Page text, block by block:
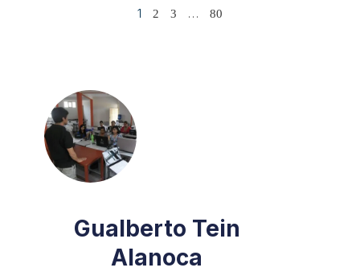
1 2 3 … 80
Gualberto Tein
Alanoca